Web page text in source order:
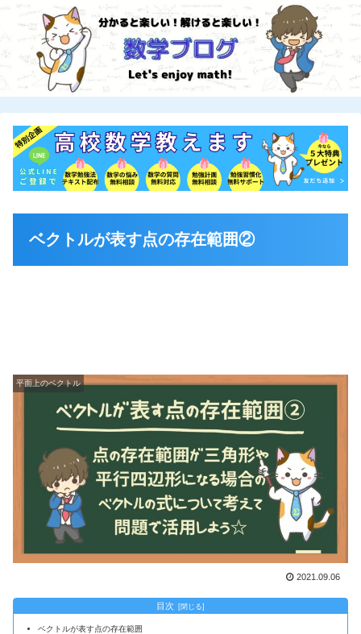
ベクトルが表す点の存在範囲②
平面上のベクトル
2021.09.06
目次
ベクトルが表す点の存在範囲